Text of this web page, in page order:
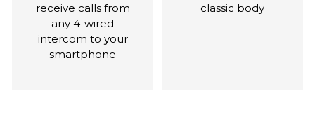
receive calls from
any 4-wired
intercom to your
smartphone
classic body